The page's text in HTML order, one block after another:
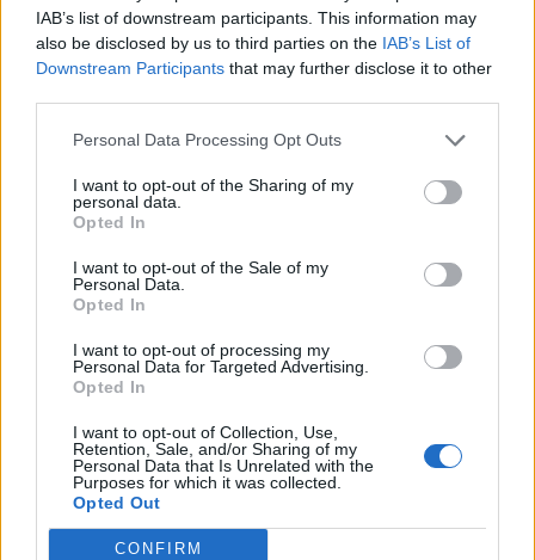
IAB’s list of downstream participants. This information may
also be disclosed by us to third parties on the IAB’s List of
Downstream Participants that may further disclose it to other
Personal Data Processing Opt Outs
I want to opt-out of the Sharing of my
personal data.
Opted In
I want to opt-out of the Sale of my
Personal Data.
Opted In
I want to opt-out of processing my
Personal Data for Targeted Advertising.
Opted In
I want to opt-out of Collection, Use,
Retention, Sale, and/or Sharing of my
Personal Data that Is Unrelated with the
Purposes for which it was collected.
Opted Out
CONFIRM
🎙 Conduce:Alfredo De Vuono
SEGUICI IN LIVE! ATTENZIONE, PERO':
DIAMO PRIORITA' AI NOSTRI SUB
TWITCH
YOUTUBE